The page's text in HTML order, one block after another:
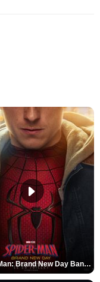
Spider-Man: Brand New Day Bande-annonce VO STFR